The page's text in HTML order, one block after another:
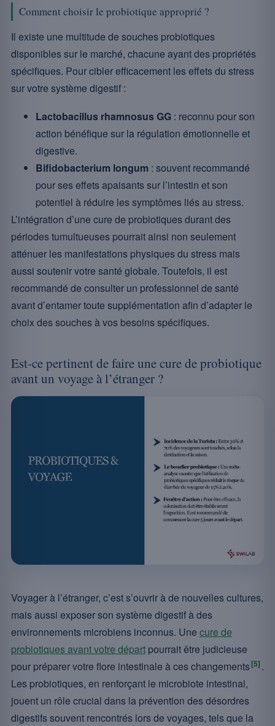
Comment choisir le probiotique approprié ?
Il existe une multitude de souches probiotiques
disponibles sur le marché, chacune ayant des propriétés
spécifiques. Pour cibler efficacement les effets du stress
sur votre système digestif :
Lactobacillus rhamnosus GG : reconnu pour son
action bénéfique sur la régulation émotionnelle et
digestive.
Bifidobacterium longum : souvent recommandé
pour ses effets apaisants sur l’intestin et son
potentiel à réduire les symptômes liés au stress.
L’intégration d’une cure de probiotiques durant des
périodes tumultueuses pourrait ainsi non seulement
atténuer les manifestations physiques du stress mais
aussi soutenir votre santé globale. Toutefois, il est
recommandé de consulter un professionnel de santé
avant d’entamer toute supplémentation afin d’adapter le
choix des souches à vos besoins spécifiques.
Est-ce pertinent de faire une cure de probiotique
avant un voyage à l’étranger ?
Voyager à l’étranger, c’est s’ouvrir à de nouvelles cultures,
mais aussi exposer son système digestif à des
environnements microbiens inconnus. Une cure de
probiotiques avant votre départ pourrait être judicieuse
pour préparer votre flore intestinale à ces changements[5] .
Les probiotiques, en renforçant le microbiote intestinal,
jouent un rôle crucial dans la prévention des désordres
digestifs souvent rencontrés lors de voyages, tels que la